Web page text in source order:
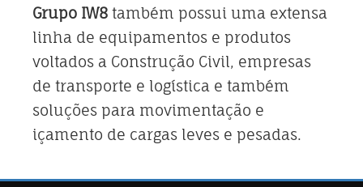
Grupo IW8 também possui uma extensa
linha de equipamentos e produtos
voltados a Construção Civil, empresas
de transporte e logística e também
soluções para movimentação e
içamento de cargas leves e pesadas.